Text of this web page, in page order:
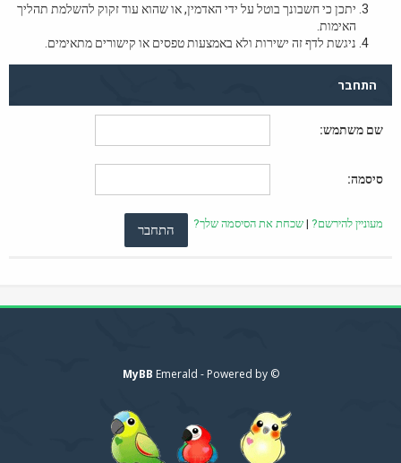
יתכן כי חשבונך בוטל על ידי האדמין, או שהוא עוד זקוק להשלמת תהליך
האימות.
ניגשת לדף זה ישירות ולא באמצעות טפסים או קישורים מתאימים.
התחבר
שם משתמש:
סיסמה:
מעוניין להירשם? | שכחת את הסיסמה שלך?
© Emerald - Powered by
MyBB